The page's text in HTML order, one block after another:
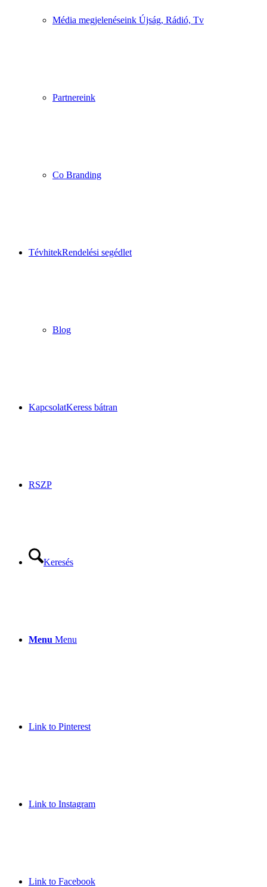
Média megjelenéseink Újság, Rádió, Tv
Partnereink
Co Branding
TévhitekRendelési segédlet
Blog
KapcsolatKeress bátran
RSZP
Keresés
Menu Menu
Link to Pinterest
Link to Instagram
Link to Facebook